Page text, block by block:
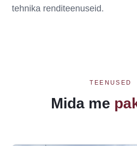
tehnika renditeenuseid.
TEENUSED
Mida me